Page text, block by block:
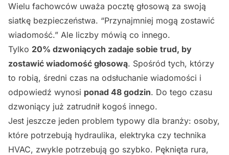
Wielu fachowców uważa pocztę głosową za swoją
siatkę bezpieczeństwa. “Przynajmniej mogą zostawić
wiadomość.” Ale liczby mówią co innego.
Tylko 20% dzwoniących zadaje sobie trud, by
zostawić wiadomość głosową. Spośród tych, którzy
to robią, średni czas na odsłuchanie wiadomości i
odpowiedź wynosi ponad 48 godzin. Do tego czasu
dzwoniący już zatrudnił kogoś innego.
Jest jeszcze jeden problem typowy dla branży: osoby,
które potrzebują hydraulika, elektryka czy technika
HVAC, zwykle potrzebują go szybko. Pęknięta rura,